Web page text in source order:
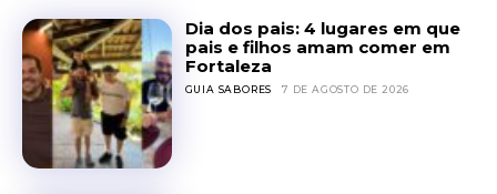
Dia dos pais: 4 lugares em que
pais e filhos amam comer em
Fortaleza
GUIA SABORES 7 DE AGOSTO DE 2026